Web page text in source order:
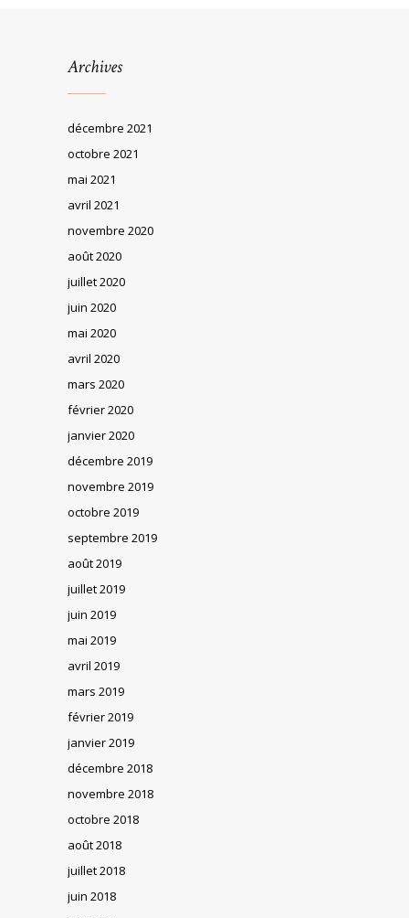
Archives
décembre 2021
octobre 2021
mai 2021
avril 2021
novembre 2020
août 2020
juillet 2020
juin 2020
mai 2020
avril 2020
mars 2020
février 2020
janvier 2020
décembre 2019
novembre 2019
octobre 2019
septembre 2019
août 2019
juillet 2019
juin 2019
mai 2019
avril 2019
mars 2019
février 2019
janvier 2019
décembre 2018
novembre 2018
octobre 2018
août 2018
juillet 2018
juin 2018